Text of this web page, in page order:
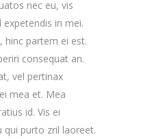
nec eu, vis
expetendis in mei.
hinc partem ei est.
consequat an.
vel pertinax
mea et. Mea
id. Vis ei
qui purto zril laoreet.